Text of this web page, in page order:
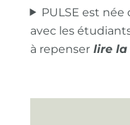
PULSE est
avec les
à repenser